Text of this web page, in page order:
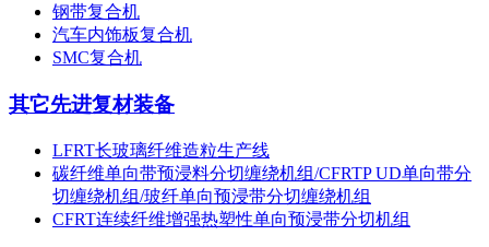
钢带复合机
汽车内饰板复合机
SMC复合机
其它先进复材装备
LFRT长玻璃纤维造粒生产线
碳纤维单向带预浸料分切缠绕机组/CFRTP UD单向带分
切缠绕机组/玻纤单向预浸带分切缠绕机组
CFRT连续纤维增强热塑性单向预浸带分切机组